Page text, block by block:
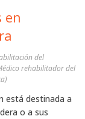
en
del
rehabilitador del
está destinada a
o a sus